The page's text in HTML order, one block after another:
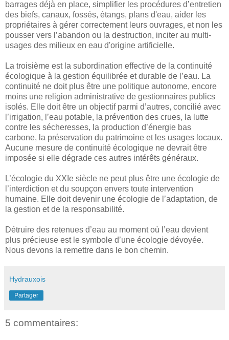
barrages déjà en place, simplifier les procédures d’entretien
des biefs, canaux, fossés, étangs, plans d'eau, aider les
propriétaires à gérer correctement leurs ouvrages, et non les
pousser vers l’abandon ou la destruction, inciter au multi-
usages des milieux en eau d'origine artificielle.
La troisième est la subordination effective de la continuité
écologique à la gestion équilibrée et durable de l’eau. La
continuité ne doit plus être une politique autonome, encore
moins une religion administrative de gestionnaires publics
isolés. Elle doit être un objectif parmi d’autres, concilié avec
l’irrigation, l’eau potable, la prévention des crues, la lutte
contre les sécheresses, la production d’énergie bas
carbone, la préservation du patrimoine et les usages locaux.
Aucune mesure de continuité écologique ne devrait être
imposée si elle dégrade ces autres intérêts généraux.
L’écologie du XXIe siècle ne peut plus être une écologie de
l’interdiction et du soupçon envers toute intervention
humaine. Elle doit devenir une écologie de l’adaptation, de
la gestion et de la responsabilité.
Détruire des retenues d’eau au moment où l’eau devient
plus précieuse est le symbole d’une écologie dévoyée.
Nous devons la remettre dans le bon chemin.
Hydrauxois
Partager
5 commentaires: